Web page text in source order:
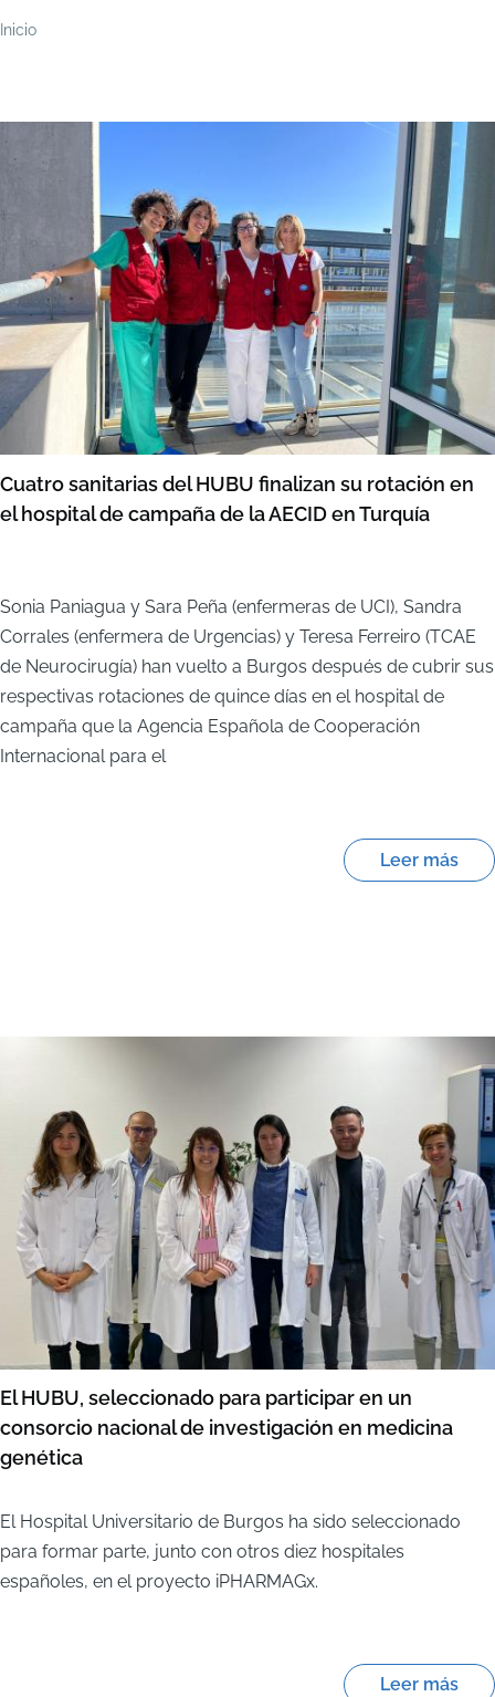
Ruta
navegación
Inicio
Cuatro sanitarias del HUBU finalizan su rotación en
el hospital de campaña de la AECID en Turquía
Sonia Paniagua y Sara Peña (enfermeras de UCI), Sandra
Corrales (enfermera de Urgencias) y Teresa Ferreiro (TCAE
de Neurocirugía) han vuelto a Burgos después de cubrir sus
respectivas rotaciones de quince días en el hospital de
campaña que la Agencia Española de Cooperación
Internacional para el
Leer más
El HUBU, seleccionado para participar en un
consorcio nacional de investigación en medicina
genética
El Hospital Universitario de Burgos ha sido seleccionado
para formar parte, junto con otros diez hospitales
españoles, en el proyecto iPHARMAGx.
Leer más